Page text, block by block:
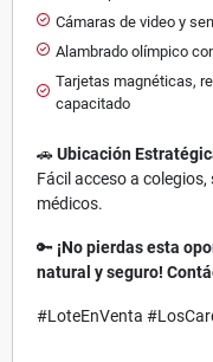
Cámaras de video y
Alambrado olímpico
Tarjetas magnéticas,
capacitado
🚗Ubicación
Fácil acceso a
médicos.
🔑 ¡No pierdas esta
natural y seguro!
#LoteEnVenta